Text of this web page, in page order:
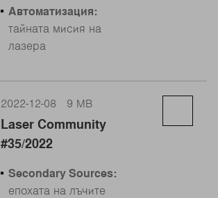
Автоматизация:
тайната мисия на
лазера
2022-12-08 9 MB
Laser Community
#35/2022
Secondary Sources:
епохата на лъчите